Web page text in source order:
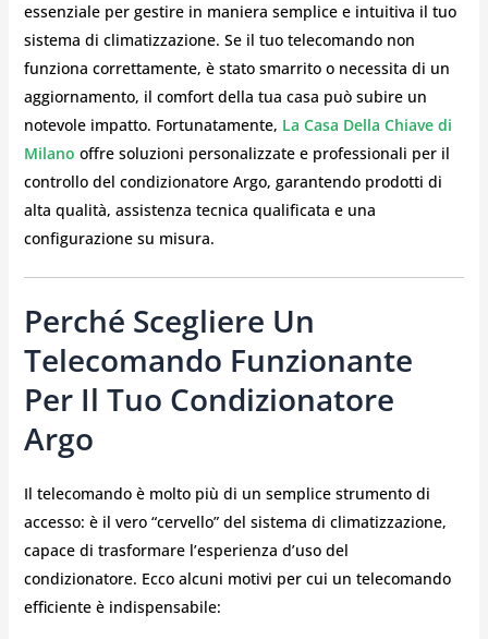
essenziale per gestire in maniera semplice e intuitiva il tuo
sistema di climatizzazione. Se il tuo telecomando non
funziona correttamente, è stato smarrito o necessita di un
aggiornamento, il comfort della tua casa può subire un
notevole impatto. Fortunatamente, La Casa Della Chiave di
Milano offre soluzioni personalizzate e professionali per il
controllo del condizionatore Argo, garantendo prodotti di
alta qualità, assistenza tecnica qualificata e una
configurazione su misura.
Perché Scegliere Un
Telecomando Funzionante
Per Il Tuo Condizionatore
Argo
Il telecomando è molto più di un semplice strumento di
accesso: è il vero “cervello” del sistema di climatizzazione,
capace di trasformare l’esperienza d’uso del
condizionatore. Ecco alcuni motivi per cui un telecomando
efficiente è indispensabile: